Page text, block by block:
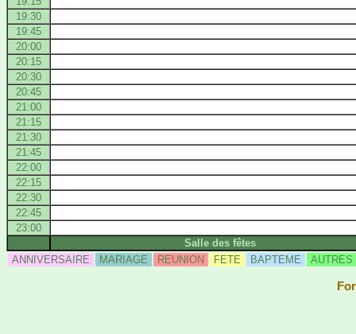
19:30
19:45
20:00
20:15
20:30
20:45
21:00
21:15
21:30
21:45
22:00
22:15
22:30
22:45
23:00
Salle des fêtes
ANNIVERSAIRE
MARIAGE REUNION FETE BAPTEME AUTRES